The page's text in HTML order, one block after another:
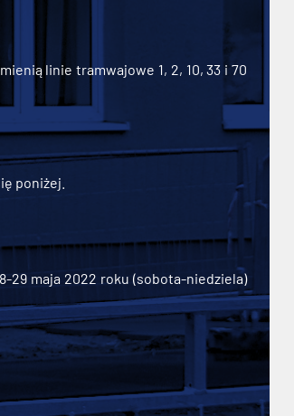
linie tramwajowe 1, 2, 10, 33 i 70
poniżej.
29 maja 2022 roku (sobota-niedziela)